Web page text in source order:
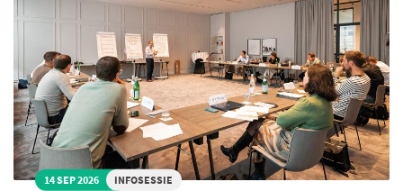
14 SEP 2026 INFOSESSIE